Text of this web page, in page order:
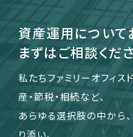
資産運用について
まずはご相談くだ
私たちファミリーオフィス
産・節税・相続など、
あらゆる選択肢の中から
り添い、